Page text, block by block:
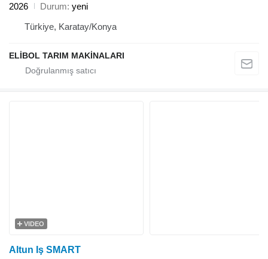
2026 Durum yeni
Türkiye, Karatay/Konya
ELİBOL TARIM MAKİNALARI
VIDEO
Altun Iş SMART